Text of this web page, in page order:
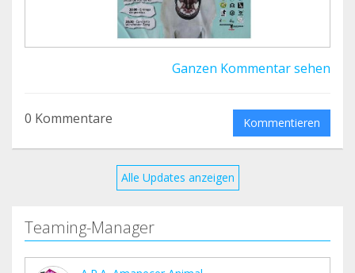
Talleres de chapas
Taller de adiestramiento
Sorteo final entre quienes hagan alguna compra
Os animamos a pasaros por el stand y apoyar la
jornada.
Y si alguien puede venir un rato a ayudarnos en el
puesto, nos vendría genial para cubrir todo el día.
Para dudas o para apuntaros como voluntarios:
617 797 905
Ganzen Kommentar sehen
0 Kommentare Kommentieren
Alle Updates anzeigen
Teaming-Manager